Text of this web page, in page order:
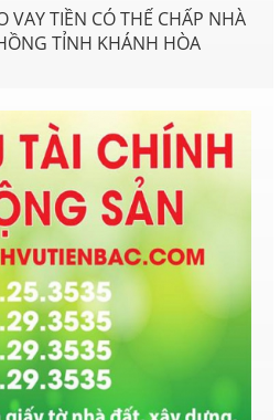
VAY TIỀN CÓ THẾ CHẤP NHÀ
TỈNH KHÁNH HÒA